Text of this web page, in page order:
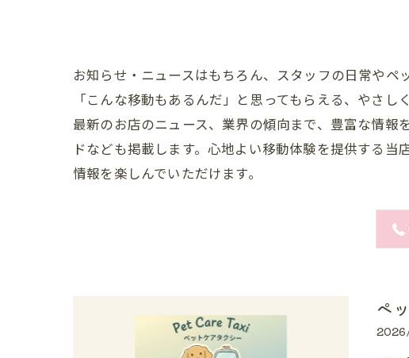
お知らせ・ニュースはもちろん、スタッフの日常やペ
「こんな移動もあるんだ」と思ってもらえる、やさし
最新のお店のニュース、業界の傾向まで、豊富な情
ドなども掲載します。心地よい移動体験を提供する
情報を楽しんでいただけます。
ペ